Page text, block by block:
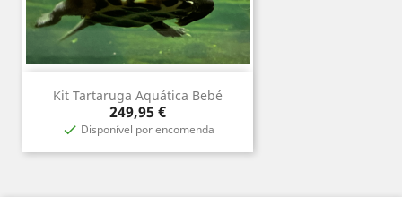
Kit Tartaruga Aquática Bebé
Preço
249,95 €
 Disponível por encomenda